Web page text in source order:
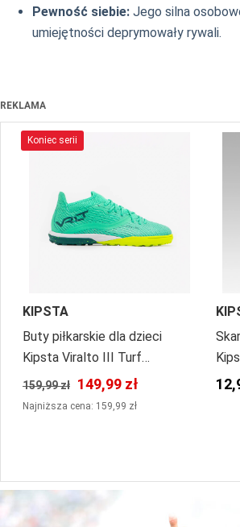
Pewność siebie: Jego silna
umiejętności deprymowały rywali.
REKLAMA
Koniec serii
KIPSTA
Buty piłkarskie dla dzieci
Kipsta Viralto III Turf
sznurowane
159,99 zł 149,99 zł
Najniższa cena: 159,99 zł